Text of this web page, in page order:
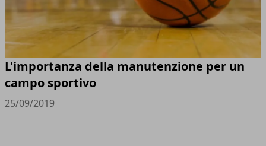
L'importanza della manutenzione per un
campo sportivo
25/09/2019